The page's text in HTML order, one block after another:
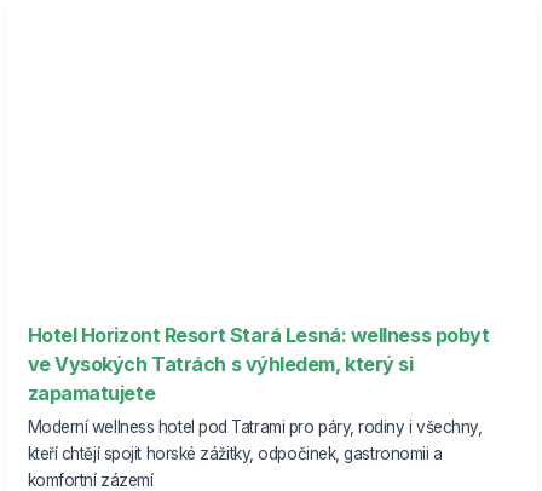
Hotel Horizont Resort Stará Lesná: wellness pobyt
ve Vysokých Tatrách s výhledem, který si
zapamatujete
Moderní wellness hotel pod Tatrami pro páry, rodiny i všechny,
kteří chtějí spojit horské zážitky, odpočinek, gastronomii a
komfortní zázemí